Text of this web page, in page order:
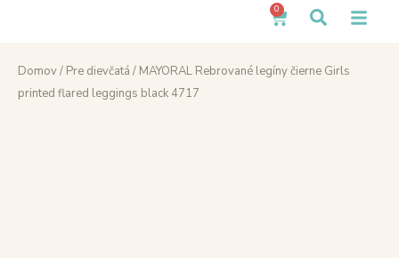
0
Domov/ Pre dievčatá / MAYORAL Rebrované legíny čierne Girls
printed flared leggings black 4717